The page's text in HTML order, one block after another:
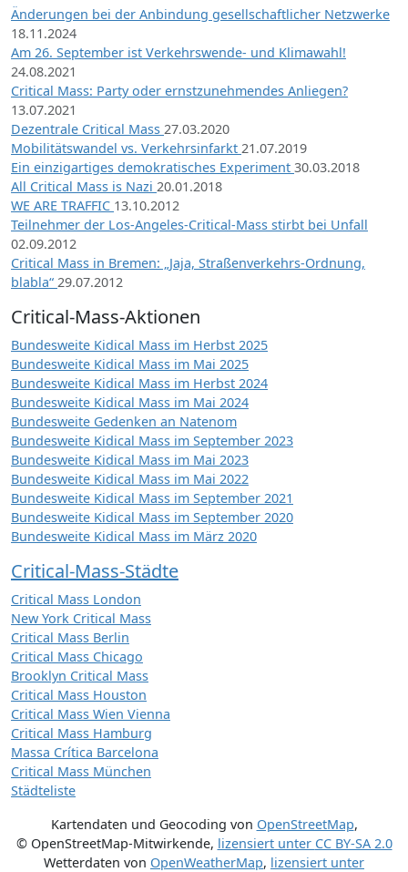
Änderungen bei der Anbindung gesellschaftlicher Netzwerke
18.11.2024
Am 26. September ist Verkehrswende- und Klimawahl!
24.08.2021
Critical Mass: Party oder ernstzunehmendes Anliegen?
13.07.2021
Dezentrale Critical Mass 27.03.2020
Mobilitätswandel vs. Verkehrsinfarkt 21.07.2019
Ein einzigartiges demokratisches Experiment 30.03.2018
All Critical Mass is Nazi 20.01.2018
WE ARE TRAFFIC 13.10.2012
Teilnehmer der Los-Angeles-Critical-Mass stirbt bei Unfall
02.09.2012
Critical Mass in Bremen: „Jaja, Straßenverkehrs-Ordnung,
blabla“ 29.07.2012
Critical-Mass-Aktionen
Bundesweite Kidical Mass im Herbst 2025
Bundesweite Kidical Mass im Mai 2025
Bundesweite Kidical Mass im Herbst 2024
Bundesweite Kidical Mass im Mai 2024
Bundesweite Gedenken an Natenom
Bundesweite Kidical Mass im September 2023
Bundesweite Kidical Mass im Mai 2023
Bundesweite Kidical Mass im Mai 2022
Bundesweite Kidical Mass im September 2021
Bundesweite Kidical Mass im September 2020
Bundesweite Kidical Mass im März 2020
Critical-Mass-Städte
Critical Mass London
New York Critical Mass
Critical Mass Berlin
Critical Mass Chicago
Brooklyn Critical Mass
Critical Mass Houston
Critical Mass Wien Vienna
Critical Mass Hamburg
Massa Crítica Barcelona
Critical Mass München
Städteliste
Kartendaten und Geocoding von OpenStreetMap,
© OpenStreetMap-Mitwirkende, lizensiert unter CC BY-SA 2.0
Wetterdaten von OpenWeatherMap, lizensiert unter